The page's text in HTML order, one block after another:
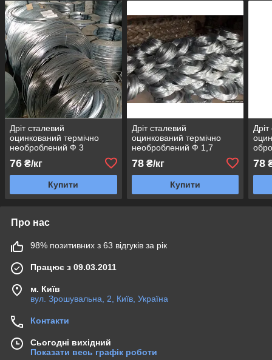
Дріт сталевий
оцинкований термічно
необроблений Ф 3
76 ₴/кг
Купити
Дріт сталевий
оцинкований термічно
необроблений Ф 1,7
78₴/кг
Купити
78
Про нас
98% позитивних з 63 відгуків за рік
Працює з 09.03.2011
м. Київ
вул. Зрошувальна, 2, Київ, Україна
Контакти
Сьогодні вихідний
Показати весь графік роботи